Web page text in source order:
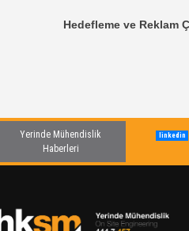
Hedefleme ve Reklam
Yerinde Mühendislik
Haberleri
linkedin